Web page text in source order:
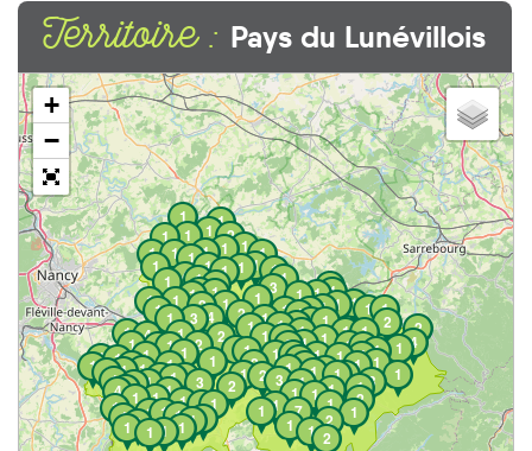
Territoire : Pays du Lunévillois
1
1
1
1
1
1
1
1
3
7
3
1
1
1
1
4
1 2
2
1
1
2
1
1
1
1
1
1
1
1
4
1
1
2
2
1
1
1
1
1
1
4
1
1
1
1
1
1
1
4
3
1
1
1
2
1
1
1
1
1
1 1
3
1
1
1
1
1
1
1
1
1
1
1
1
2
1
1
2
1
1
1
1
1
1
1
1
1
3
1
1
2
1
1
1
1
2
1
1
1
1
1
2
1
1
1
2
1
1 1
1
2
1
2
1
1
1
1
1
1
1
1
1
1
1
1
1
1
1
1
1
1
1
1
2
1
1
4
1
1
1
1
1
1
1
1
1
1
1
1
1
1
1
1
1
+
−